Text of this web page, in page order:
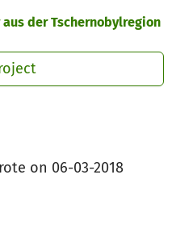
der Tschernobylregion
on 06-03-2018